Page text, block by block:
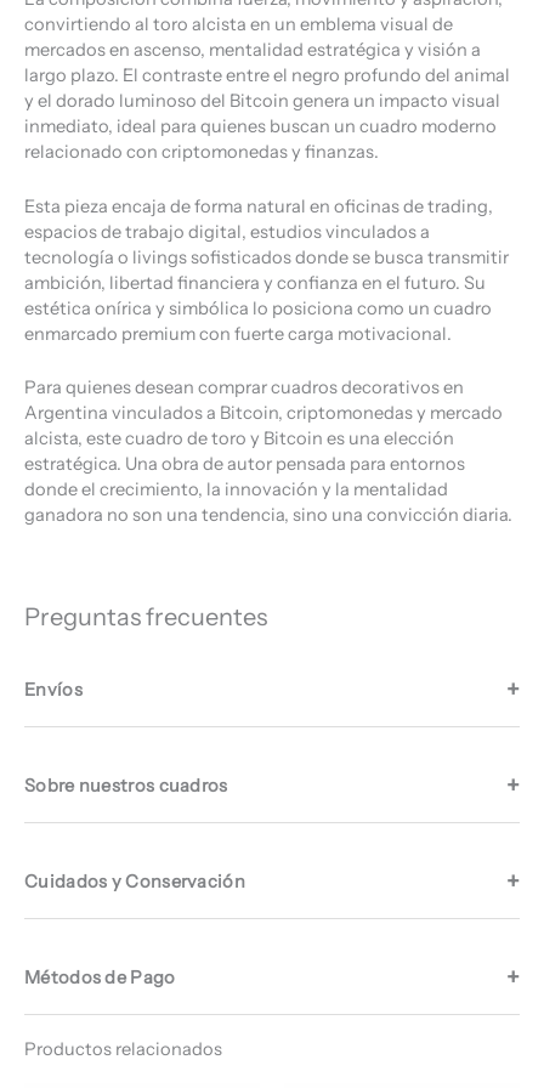
convirtiendo al toro alcista en un emblema visual de
mercados en ascenso, mentalidad estratégica y visión a
largo plazo. El contraste entre el negro profundo del animal
y el dorado luminoso del Bitcoin genera un impacto visual
inmediato, ideal para quienes buscan un cuadro moderno
relacionado con criptomonedas y finanzas.
Esta pieza encaja de forma natural en oficinas de trading,
espacios de trabajo digital, estudios vinculados a
tecnología o livings sofisticados donde se busca transmitir
ambición, libertad financiera y confianza en el futuro. Su
estética onírica y simbólica lo posiciona como un cuadro
enmarcado premium con fuerte carga motivacional.
Para quienes desean comprar cuadros decorativos en
Argentina vinculados a Bitcoin, criptomonedas y mercado
alcista, este cuadro de toro y Bitcoin es una elección
estratégica. Una obra de autor pensada para entornos
donde el crecimiento, la innovación y la mentalidad
ganadora no son una tendencia, sino una convicción diaria.
Preguntas frecuentes
Envíos
Sobre nuestros cuadros
Cuidados y Conservación
Métodos de Pago
Productos relacionados